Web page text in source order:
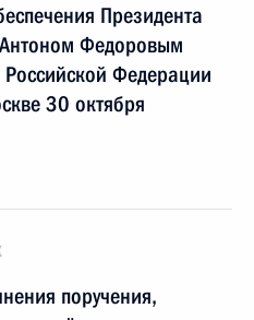
Президента
Федоровым
Федерации
30 октября
поручения,